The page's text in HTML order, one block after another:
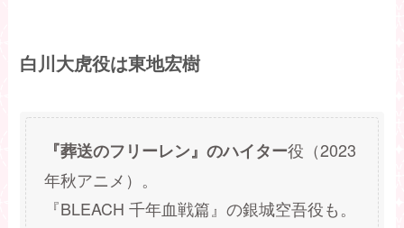
白川大虎役は東地宏樹
『葬送のフリーレン』のハイター役（2023
年秋アニメ）。
『BLEACH 千年血戦篇』の銀城空吾役も。